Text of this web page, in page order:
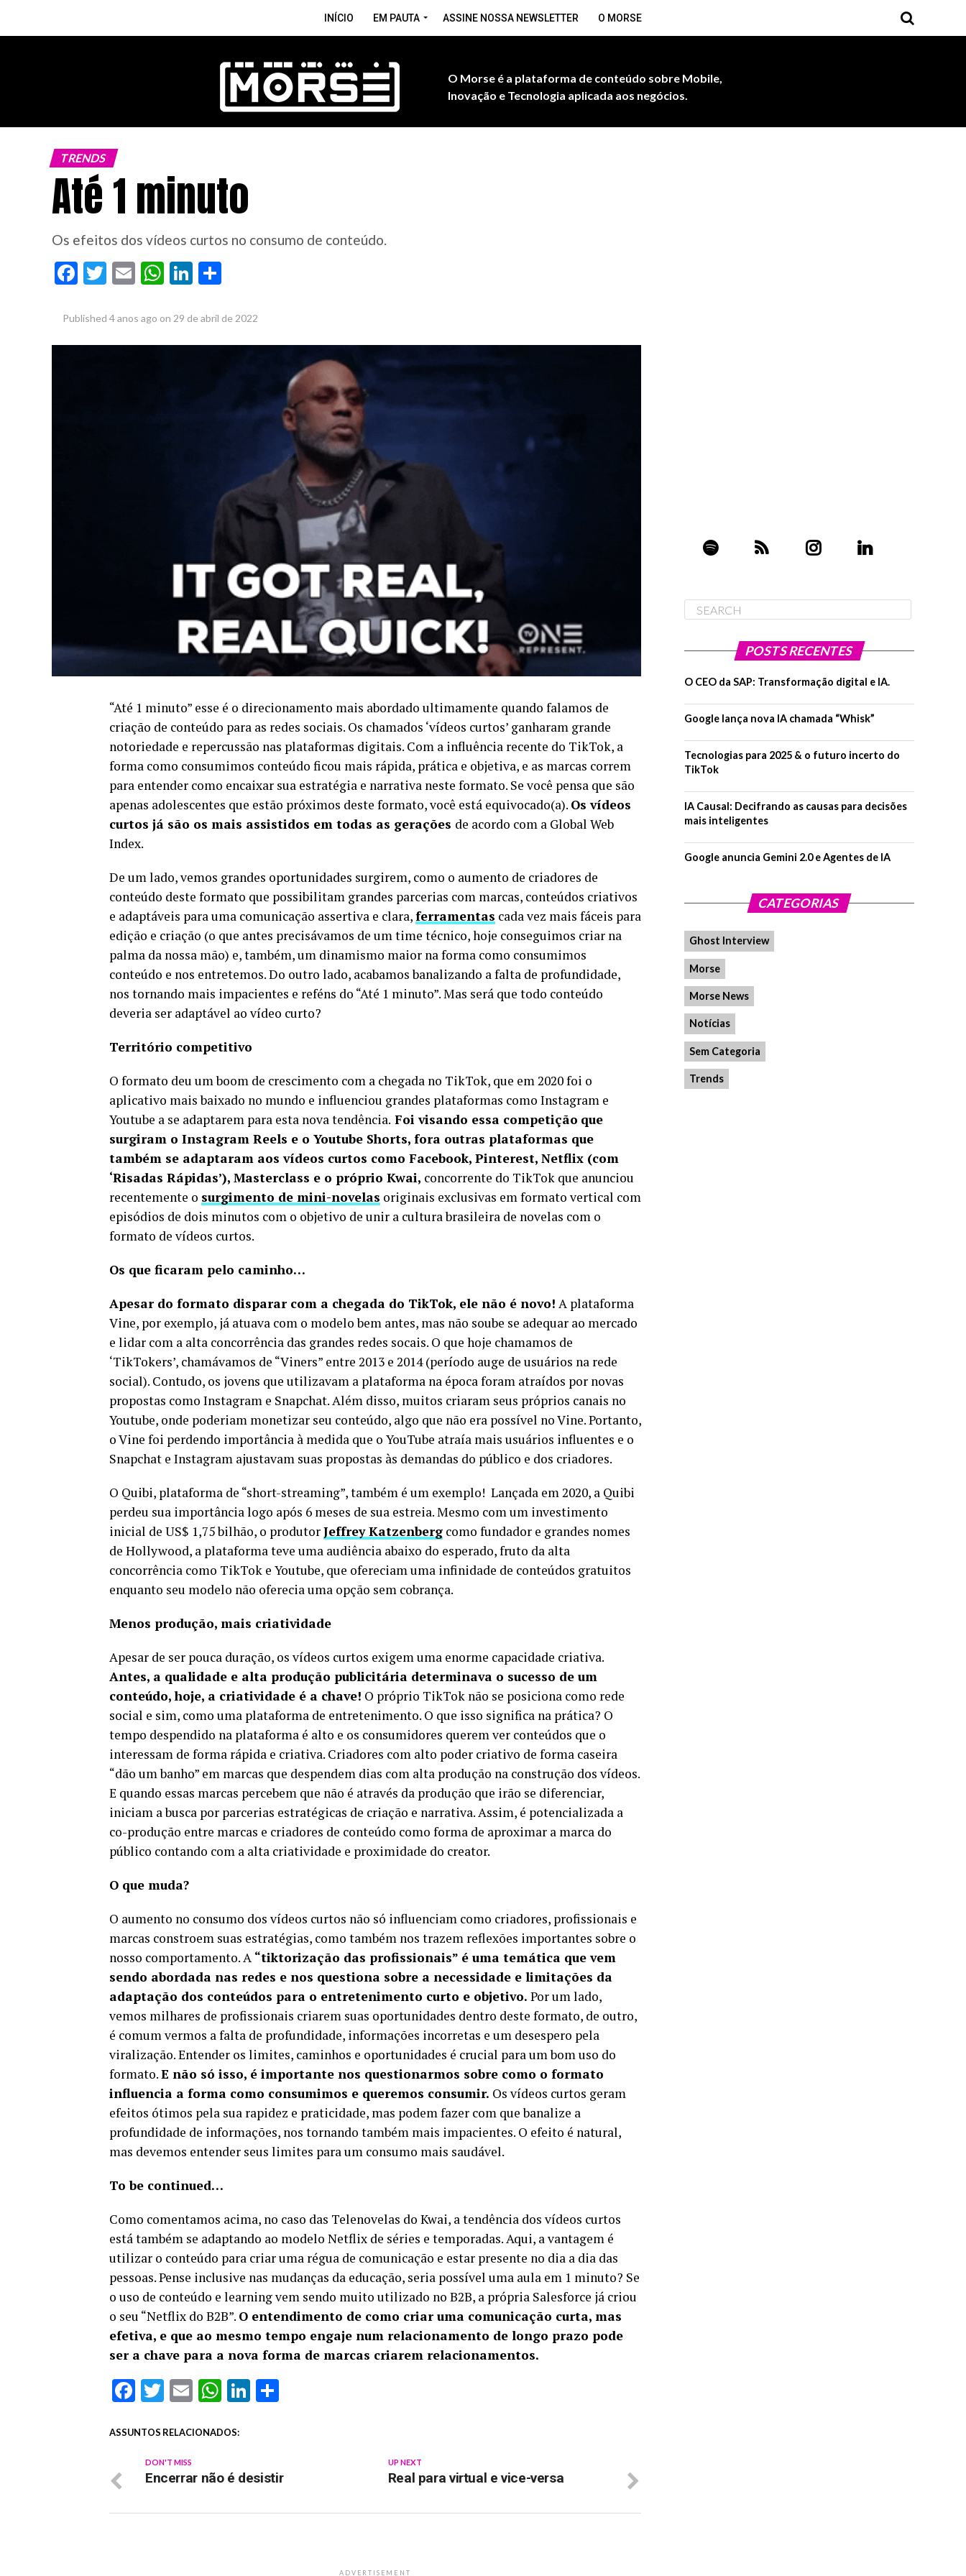
INÍCIO EM PAUTA ASSINE NOSSA NEWSLETTER O MORSE
O Morse é a plataforma de conteúdo sobre Mobile,
Inovação e Tecnologia aplicada aos negócios.
TRENDS
Até 1 minuto
Os efeitos dos vídeos curtos no consumo de conteúdo.
Facebook
Twitter
EmailWhatsApp
LinkedIn
Published 4 anos ago on 29 de abril de 2022
“Até 1 minuto” esse é o direcionamento mais abordado ultimamente quando falamos de
criação de conteúdo para as redes sociais. Os chamados ‘vídeos curtos’ ganharam grande
notoriedade e repercussão nas plataformas digitais. Com a influência recente do TikTok, a
forma como consumimos conteúdo ficou mais rápida, prática e objetiva, e as marcas correm
para entender como encaixar sua estratégia e narrativa neste formato. Se você pensa que são
apenas adolescentes que estão próximos deste formato, você está equivocado(a). Os vídeos
curtos já são os mais assistidos em todas as gerações de acordo com a Global Web
Index.
De um lado, vemos grandes oportunidades surgirem, como o aumento de criadores de
conteúdo deste formato que possibilitam grandes parcerias com marcas, conteúdos criativos
e adaptáveis para uma comunicação assertiva e clara,ferramentas cada vez mais fáceis para
edição e criação (o que antes precisávamos de um time técnico, hoje conseguimos criar na
palma da nossa mão) e, também, um dinamismo maior na forma como consumimos
conteúdo e nos entretemos. Do outro lado, acabamos banalizando a falta de profundidade,
nos tornando mais impacientes e reféns do “Até 1 minuto”. Mas será que todo conteúdo
deveria ser adaptável ao vídeo curto?
Território competitivo
O formato deu um boom de crescimento com a chegada no TikTok, que em 2020 foi o
aplicativo mais baixado no mundo e influenciou grandes plataformas como Instagram e
Youtube a se adaptarem para esta nova tendência. Foi visando essa competição que
surgiram o Instagram Reels e o Youtube Shorts, fora outras plataformas que
também se adaptaram aos vídeos curtos como Facebook, Pinterest, Netflix (com
‘Risadas Rápidas’), Masterclass e o próprio Kwai, concorrente do TikTok que anunciou
recentemente o surgimento de mini-novelas originais exclusivas em formato vertical com
episódios de dois minutos com o objetivo de unir a cultura brasileira de novelas com o
formato de vídeos curtos.
Os que ficaram pelo caminho…
Apesar do formato disparar com a chegada do TikTok, ele não é novo! A plataforma
Vine, por exemplo, já atuava com o modelo bem antes, mas não soube se adequar ao mercado
e lidar com a alta concorrência das grandes redes socais. O que hoje chamamos de
‘TikTokers’, chamávamos de “Viners” entre 2013 e 2014 (período auge de usuários na rede
social). Contudo, os jovens que utilizavam a plataforma na época foram atraídos por novas
propostas como Instagram e Snapchat. Além disso, muitos criaram seus próprios canais no
Youtube, onde poderiam monetizar seu conteúdo, algo que não era possível no Vine. Portanto,
o Vine foi perdendo importância à medida que o YouTube atraía mais usuários influentes e o
Snapchat e Instagram ajustavam suas propostas às demandas do público e dos criadores.
O Quibi, plataforma de “short-streaming”, também é um exemplo! Lançada em 2020, a Quibi
perdeu sua importância logo após 6 meses de sua estreia. Mesmo com um investimento
inicial de US$ 1,75 bilhão, o produtorJeffrey Katzenberg como fundador e grandes nomes
de Hollywood, a plataforma teve uma audiência abaixo do esperado, fruto da alta
concorrência como TikTok e Youtube, que ofereciam uma infinidade de conteúdos gratuitos
enquanto seu modelo não oferecia uma opção sem cobrança.
Menos produção, mais criatividade
Apesar de ser pouca duração, os vídeos curtos exigem uma enorme capacidade criativa.
Antes, a qualidade e alta produção publicitária determinava o sucesso de um
conteúdo, hoje, a criatividade é a chave! O próprio TikTok não se posiciona como rede
social e sim, como uma plataforma de entretenimento. O que isso significa na prática? O
tempo despendido na plataforma é alto e os consumidores querem ver conteúdos que o
interessam de forma rápida e criativa. Criadores com alto poder criativo de forma caseira
“dão um banho” em marcas que despendem dias com alta produção na construção dos vídeos.
E quando essas marcas percebem que não é através da produção que irão se diferenciar,
iniciam a busca por parcerias estratégicas de criação e narrativa. Assim, é potencializada a
co-produção entre marcas e criadores de conteúdo como forma de aproximar a marca do
público contando com a alta criatividade e proximidade do creator.
O que muda?
O aumento no consumo dos vídeos curtos não só influenciam como criadores, profissionais e
marcas constroem suas estratégias, como também nos trazem reflexões importantes sobre o
nosso comportamento. A “tiktorização das profissionais” é uma temática que vem
sendo abordada nas redes e nos questiona sobre a necessidade e limitações da
adaptação dos conteúdos para o entretenimento curto e objetivo. Por um lado,
vemos milhares de profissionais criarem suas oportunidades dentro deste formato, de outro,
é comum vermos a falta de profundidade, informações incorretas e um desespero pela
viralização. Entender os limites, caminhos e oportunidades é crucial para um bom uso do
formato.E não só isso, é importante nos questionarmos sobre como o formato
influencia a forma como consumimos e queremos consumir. Os vídeos curtos geram
efeitos ótimos pela sua rapidez e praticidade, mas podem fazer com que banalize a
profundidade de informações, nos tornando também mais impacientes. O efeito é natural,
mas devemos entender seus limites para um consumo mais saudável.
To be continued…
Como comentamos acima, no caso das Telenovelas do Kwai, a tendência dos vídeos curtos
está também se adaptando ao modelo Netflix de séries e temporadas. Aqui, a vantagem é
utilizar o conteúdo para criar uma régua de comunicação e estar presente no dia a dia das
pessoas. Pense inclusive nas mudanças da educação, seria possível uma aula em 1 minuto? Se
o uso de conteúdo e learning vem sendo muito utilizado no B2B, a própria Salesforce já criou
o seu “Netflix do B2B”. O entendimento de como criar uma comunicação curta, mas
efetiva, e que ao mesmo tempo engaje num relacionamento de longo prazo pode
ser a chave para a nova forma de marcas criarem relacionamentos.
Facebook
Twitter
EmailWhatsApp
LinkedIn
ASSUNTOS RELACIONADOS:
UP NEXT
Real para virtual e vice-versa
DON'T MISS
Encerrar não é desistir
ADVERTISEMENT
POSTS RECENTES
O CEO da SAP: Transformação digital e IA.
Google lança nova IA chamada “Whisk”
Tecnologias para 2025 & o futuro incerto do
TikTok
IA Causal: Decifrando as causas para decisões
mais inteligentes
Google anuncia Gemini 2.0 e Agentes de IA
CATEGORIAS
Ghost Interview
Morse
Morse News
Notícias
Sem Categoria
Trends